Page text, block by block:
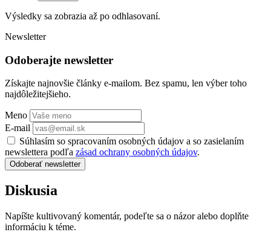
Výsledky sa zobrazia až po odhlasovaní.
Newsletter
Odoberajte newsletter
Získajte najnovšie články e-mailom. Bez spamu, len výber toho
najdôležitejšieho.
Meno
E-mail
Súhlasím so spracovaním osobných údajov a so zasielaním
newslettera podľa zásad ochrany osobných údajov.
Odoberať newsletter
Diskusia
Napíšte kultivovaný komentár, podeľte sa o názor alebo doplňte
informáciu k téme.